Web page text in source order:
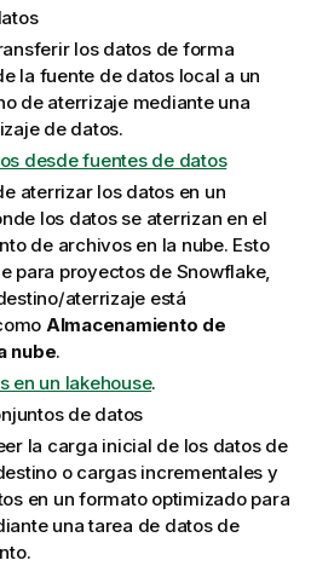
los datos de forma
la fuente de datos local a un
de aterrizaje mediante una
de datos.
desde fuentes de datos
aterrizar los datos en un
los datos se aterrizan en el
de archivos en la nube. Esto
para proyectos de Snowflake,
aterrizaje está
Almacenamiento de
nube.
en un lakehouse.
de datos
la carga inicial de los datos de
o cargas incrementales y
en un formato optimizado para
una tarea de datos de